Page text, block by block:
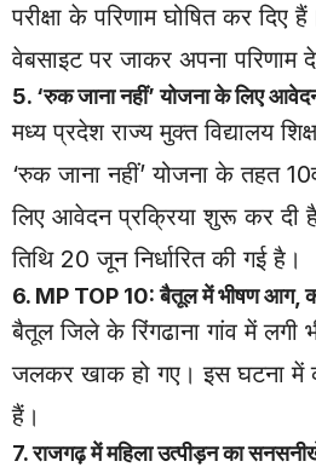
परीक्षा के परिणाम घोषित कर दिए
वेबसाइट पर जाकर अपना
5. ‘रुक जाना नहीं’ योजना के लिए
मध्य प्रदेश राज्य मुक्त विद्यालय
‘रुक जाना नहीं’ योजना के तहत
लिए आवेदन प्रक्रिया शुरू कर दी
तिथि 20 जून निर्धारित की गई है।
6. MP TOP 10: बैतूल में भीषण आग,
बैतूल जिले के रिंगढाना गांव में
जलकर खाक हो गए। इस घटना में
हैं।
7. राजगढ़ में महिला उत्पीड़न का